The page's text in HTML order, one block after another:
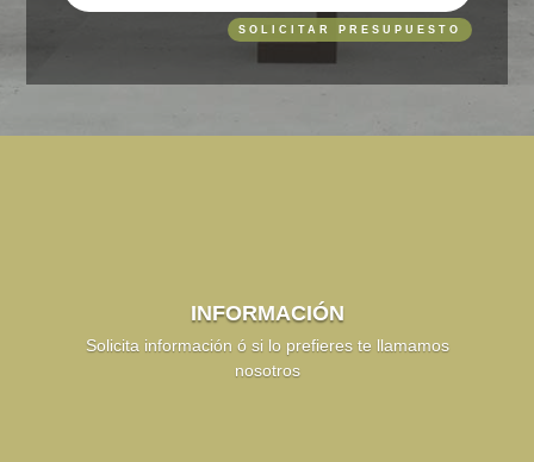
SOLICITAR PRESUPUESTO
INFORMACIÓN
Solicita información ó si lo prefieres te llamamos
nosotros